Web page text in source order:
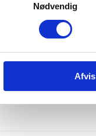
Nødvendig
Afvis